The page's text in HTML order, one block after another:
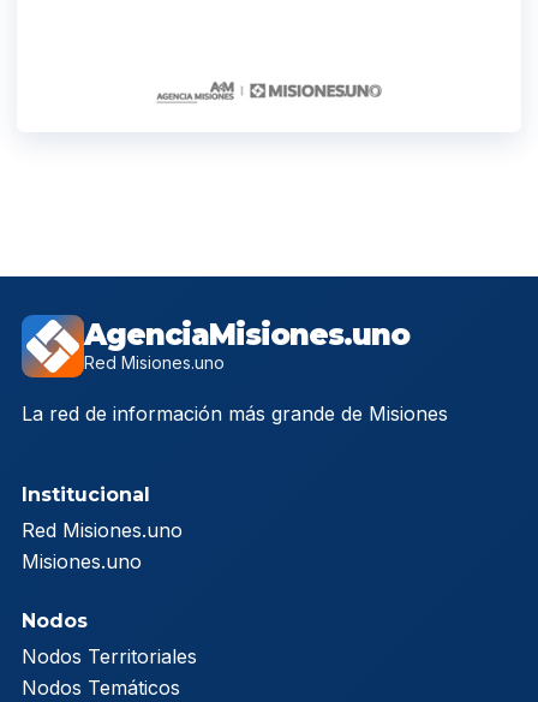
AgenciaMisiones.uno
Red Misiones.uno
La red de información más grande de Misiones
Institucional
Red Misiones.uno
Misiones.uno
Nodos
Nodos Territoriales
Nodos Temáticos